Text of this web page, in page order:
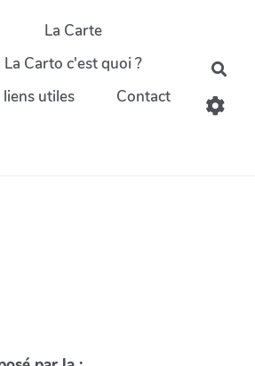
La Carte
La Carto c'est quoi ?
liens utiles
Contact